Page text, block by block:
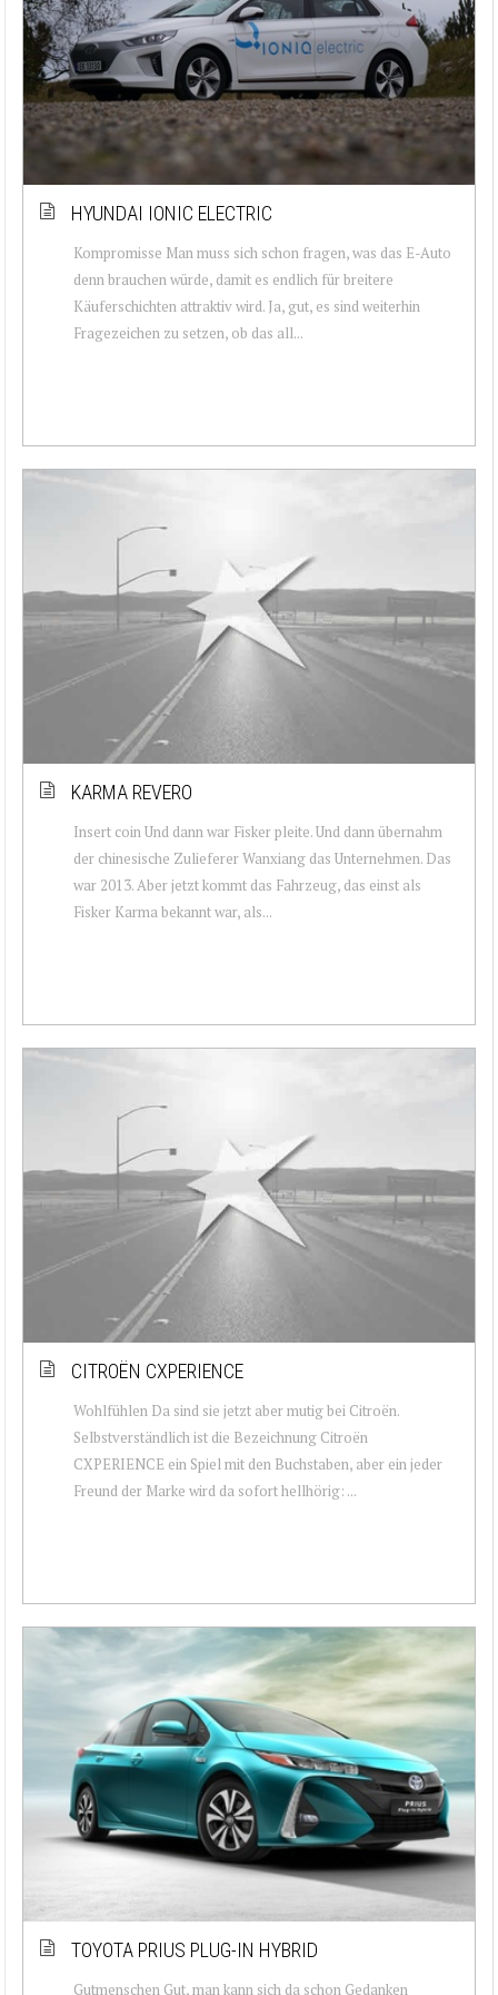
HYUNDAI IONIC ELECTRIC
Kompromisse Man muss sich schon fragen, was das E-Auto
denn brauchen würde, damit es endlich für breitere
Käuferschichten attraktiv wird. Ja, gut, es sind weiterhin
Fragezeichen zu setzen, ob das all...
KARMA REVERO
Insert coin Und dann war Fisker pleite. Und dann übernahm
der chinesische Zulieferer Wanxiang das Unternehmen. Das
war 2013. Aber jetzt kommt das Fahrzeug, das einst als
Fisker Karma bekannt war, als...
CITROËN CXPERIENCE
Wohlfühlen Da sind sie jetzt aber mutig bei Citroën.
Selbstverständlich ist die Bezeichnung Citroën
CXPERIENCE ein Spiel mit den Buchstaben, aber ein jeder
Freund der Marke wird da sofort hellhörig: ...
TOYOTA PRIUS PLUG-IN HYBRID
Gutmenschen Gut, man kann sich da schon Gedanken